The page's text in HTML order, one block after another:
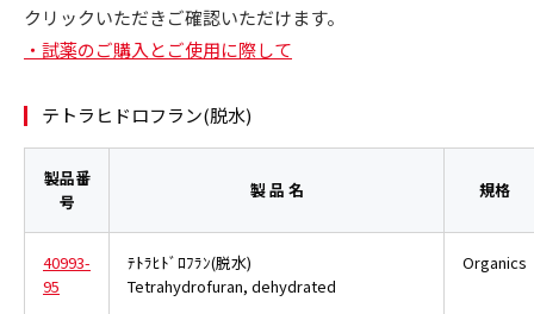
クリックいただきご確認いただけます。
・試薬のご購入とご使用に際して
テトラヒドロフラン(脱水)
製品番
号
製 品 名 規格
40993-
95
ﾃﾄﾗﾋﾄﾞﾛﾌﾗﾝ(脱水)
Tetrahydrofuran, dehydrated
Organics